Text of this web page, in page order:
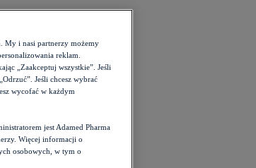
My i nasi partnerzy możemy
reklam.
„Zaakceptuj wszystkie”. Jeśli
Jeśli chcesz wybrać
wycofać w każdym
jest Adamed Pharma
Więcej informacji o
osobowych, w tym o